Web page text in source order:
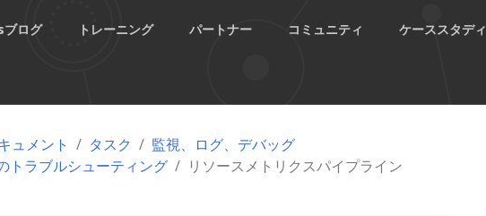
ログ トレーニング パートナー コミュニティ ケーススタディ
ュメント タスク
監視、ログ、デバッグ
トラブルシューティング
リソースメトリクスパイプライン